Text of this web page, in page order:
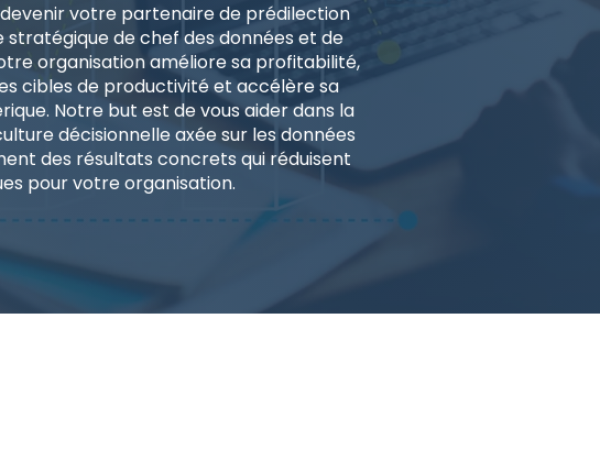
votre partenaire de prédilection
de chef des données et de
organisation améliore sa profitabilité,
cibles de productivité et accélère sa
Notre but est de vous aider dans la
décisionnelle axée sur les données
des résultats concrets qui réduisent
pour votre organisation.